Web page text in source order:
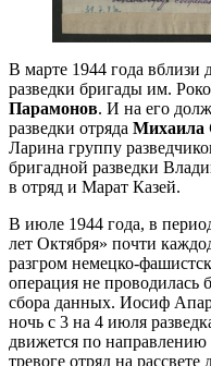
В марте 1944 года вблизи
разведки бригады им.
Парамонов. И на его
разведки отряда Михаила
Ларина группу
бригадной разведки
в отряд и Марат Казей.
В июле 1944 года, в
лет Октября» почти
разгром немецко-
операция не проводилась
сбора данных. Иосиф
ночь с 3 на 4 июля
движется по
тревоге отряд на